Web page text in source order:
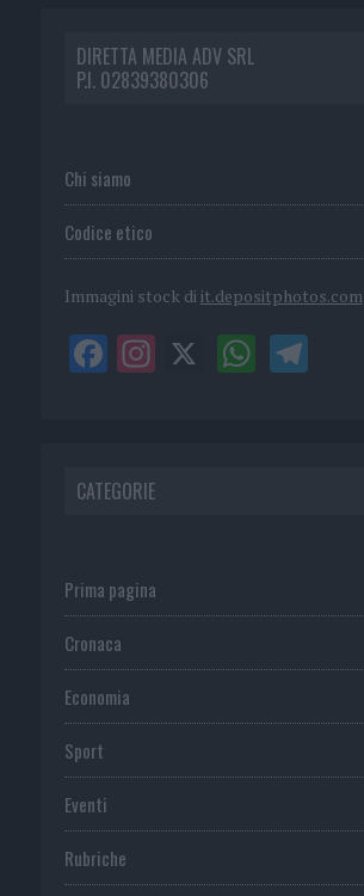
DIRETTA MEDIA ADV SRL
P.I. 02839380306
Chi siamo
Codice etico
Immagini stock di it.depositphotos.com
CATEGORIE
Prima pagina
Cronaca
Economia
Sport
Eventi
Rubriche